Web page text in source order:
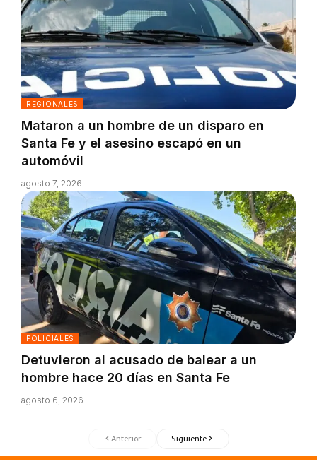
REGIONALES
Mataron a un hombre de un disparo en
Santa Fe y el asesino escapó en un
automóvil
agosto 7, 2026
POLICIALES
Detuvieron al acusado de balear a un
hombre hace 20 días en Santa Fe
agosto 6, 2026
Anterior Siguiente